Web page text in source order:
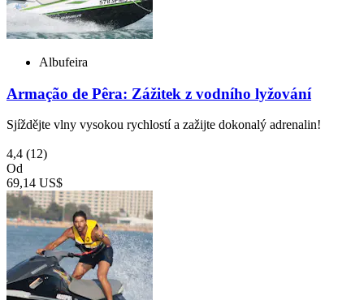
Albufeira
Armação de Pêra: Zážitek z vodního lyžování
Sjíždějte vlny vysokou rychlostí a zažijte dokonalý adrenalin!
4,4 (12)
Od
69,14 US$